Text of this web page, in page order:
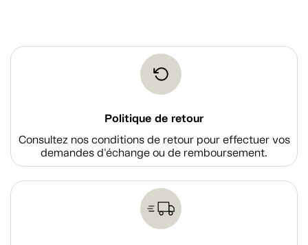
Politique de retour
Consultez nos conditions de retour pour effectuer vos
demandes d'échange ou de remboursement.